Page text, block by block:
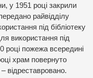
у 1951 році закрили
райвідділу
під бібліотеку
використання під
році пожежа всередині
храм повернуто
відреставровано.